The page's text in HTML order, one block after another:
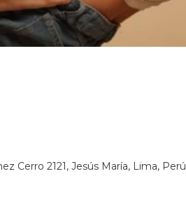
Cerro 2121, Jesús María, Lima, Perú